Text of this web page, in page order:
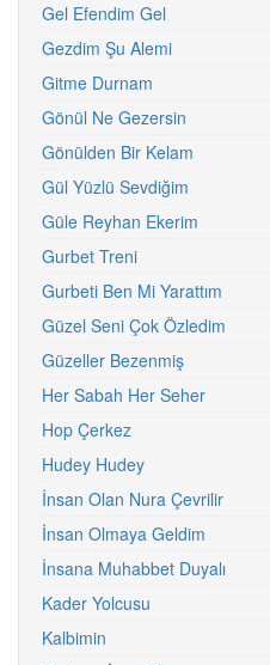
Gel Efendim Gel
Gezdim Şu Alemi
Gitme Durnam
Gönül Ne Gezersin
Gönülden Bir Kelam
Gül Yüzlü Sevdiğim
Güle Reyhan Ekerim
Gurbet Treni
Gurbeti Ben Mi Yarattım
Güzel Seni Çok Özledim
Güzeller Bezenmiş
Her Sabah Her Seher
Hop Çerkez
Hudey Hudey
İnsan Olan Nura Çevrilir
İnsan Olmaya Geldim
İnsana Muhabbet Duyalı
Kader Yolcusu
Kalbimin